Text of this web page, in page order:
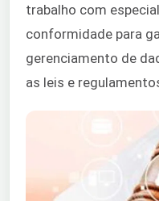
trabalho com
conformidade para
gerenciamento de
as leis e